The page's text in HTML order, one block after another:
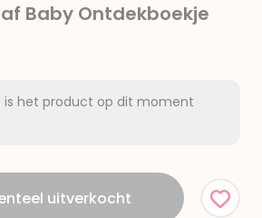
Baby Ontdekboekje
is het product op dit moment
uitverkocht